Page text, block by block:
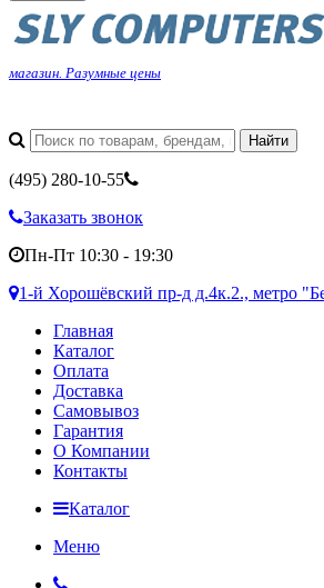
магазин. Разумные цены
(495) 280-10-55
Заказать звонок
Пн-Пт 10:30 - 19:30
1-й Хорошёвский пр-д д.4к.2., метро
Главная
Каталог
Оплата
Доставка
Самовывоз
Гарантия
О Компании
Контакты
Каталог
Меню